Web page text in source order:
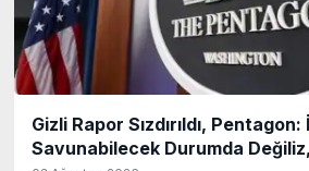
Gizli Rapor Sızdırıldı,
Savunabilecek Durumda